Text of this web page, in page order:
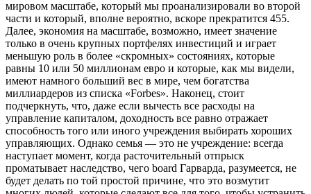
мировом масштабе, который мы проанализировали во второй
части и который, вполне вероятно, вскоре прекратится 455.
Далее, экономия на масштабе, возможно, имеет значение
только в очень крупных портфелях инвестиций и играет
меньшую роль в более «скромных» состояниях, которые
равны 10 или 50 миллионам евро и которые, как мы видели,
имеют намного больший вес в мире, чем богатства
миллиардеров из списка «Forbes». Наконец, стоит
подчеркнуть, что, даже если вычесть все расходы на
управление капиталом, доходность все равно отражает
способность того или иного учреждения выбирать хороших
управляющих. Однако семья — это не учреждение: всегда
наступает момент, когда расточительный отпрыск
проматывает наследство, чего board Гарварда, разумеется, не
будет делать по той простой причине, что это возмутит